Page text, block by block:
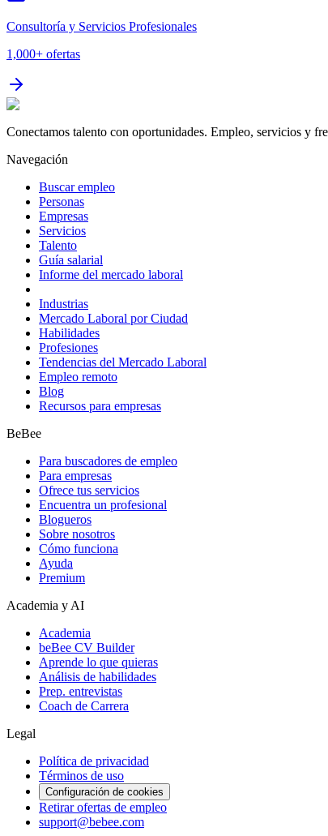
Consultoría y Servicios Profesionales
1,000+ ofertas
Conectamos talento con oportunidades. Empleo, servicios y
Navegación
Buscar empleo
Personas
Empresas
Servicios
Talento
Guía salarial
Informe del mercado laboral
Industrias
Mercado Laboral por Ciudad
Habilidades
Profesiones
Tendencias del Mercado Laboral
Empleo remoto
Blog
Recursos para empresas
BeBee
Para buscadores de empleo
Para empresas
Ofrece tus servicios
Encuentra un profesional
Blogueros
Sobre nosotros
Cómo funciona
Ayuda
Premium
Academia y AI
Academia
beBee CV Builder
Aprende lo que quieras
Análisis de habilidades
Prep. entrevistas
Coach de Carrera
Legal
Política de privacidad
Términos de uso
Configuración de cookies
Retirar ofertas de empleo
support@bebee.com